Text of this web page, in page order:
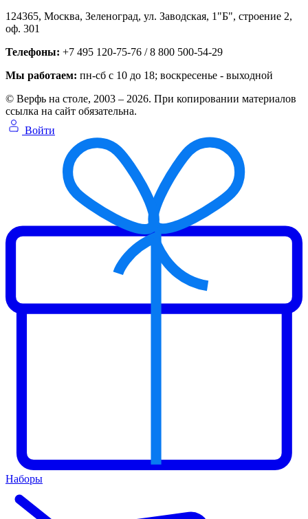
124365, Москва, Зеленоград, ул. Заводская, 1"Б", строение 2,
оф. 301
Телефоны: +7 495 120-75-76 / 8 800 500-54-29
Мы работаем: пн-сб с 10 до 18; воскресенье - выходной
© Верфь на столе, 2003 – 2026. При копировании материалов
ссылка на сайт обязательна.
Войти
Наборы